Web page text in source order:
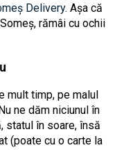
Delivery. Așa că
rămâi cu ochii
mult timp, pe malul
ne dăm niciunul în
statul în soare, însă
(poate cu o carte la